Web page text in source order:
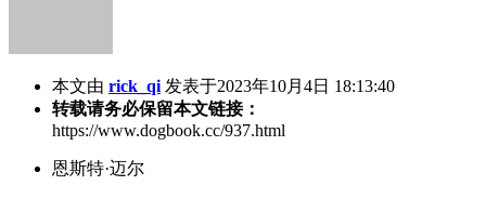
本文由 rick_qi 发表于2023年10月4日 18:13:40
转载请务必保留本文链接：
https://www.dogbook.cc/937.html
恩斯特·迈尔